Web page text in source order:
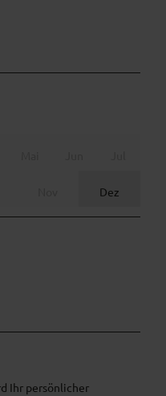
Dez
Ihr persönlicher